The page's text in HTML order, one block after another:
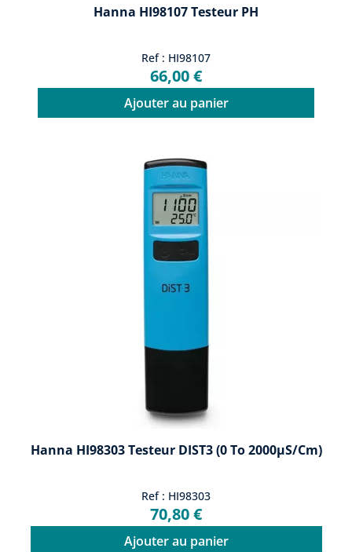
Hanna HI98107 Testeur PH
Ref : HI98107
66,00 €
Ajouter au panier
Hanna HI98303 Testeur DIST3 (0 To 2000μS/cm)
Ref : HI98303
70,80 €
Ajouter au panier